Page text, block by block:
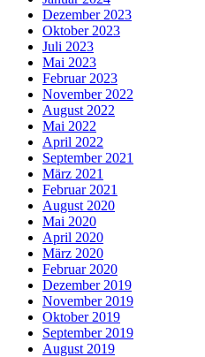
Dezember 2023
Oktober 2023
Juli 2023
Mai 2023
Februar 2023
November 2022
August 2022
Mai 2022
April 2022
September 2021
März 2021
Februar 2021
August 2020
Mai 2020
April 2020
März 2020
Februar 2020
Dezember 2019
November 2019
Oktober 2019
September 2019
August 2019